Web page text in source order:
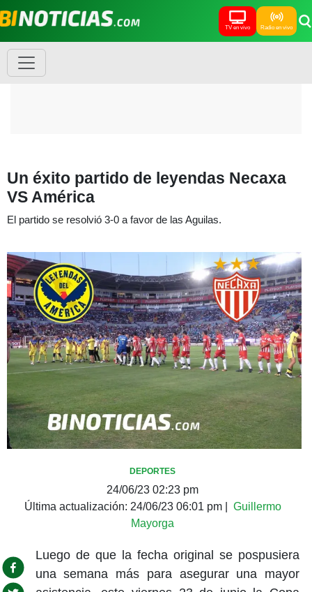
TV en vivo Radio en vivo
Un éxito partido de leyendas Necaxa
VS América
El partido se resolvió 3-0 a favor de las Aguilas.
DEPORTES
24/06/23 02:23 pm
Última actualización: 24/06/23 06:01 pm|
Guillermo
Mayorga
Luego de que la fecha original se pospusiera
una semana más para asegurar una mayor